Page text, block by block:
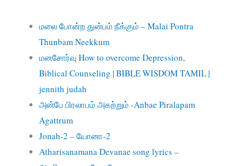
மலை போன்ற துன்பம் நீக்கும் – Malai Pontra
Thunbam Neekkum
மனசோர்வு How to overcome Depression,
Biblical Counseling | BIBLE WISDOM TAMIL |
jennith judah
அன்பே பிரலாபம் அகற்றும் -Anbae Piralapam
Agattrum
Jonah-2 – யோனா-2
Atharisanamana Devanae song lyrics –